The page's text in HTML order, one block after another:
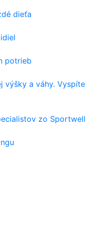
dieťa
potrieb
výšky a váhy. Vyspíte
zo Sportwell